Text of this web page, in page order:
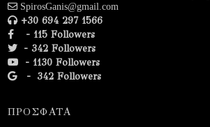
SpirosGanis@gmail.com
+30 694 297 1566
- 115 Followers
- 342 Followers
- 1130 Followers
- 342 Followers
ΠΡΟΣΦΑΤΑ